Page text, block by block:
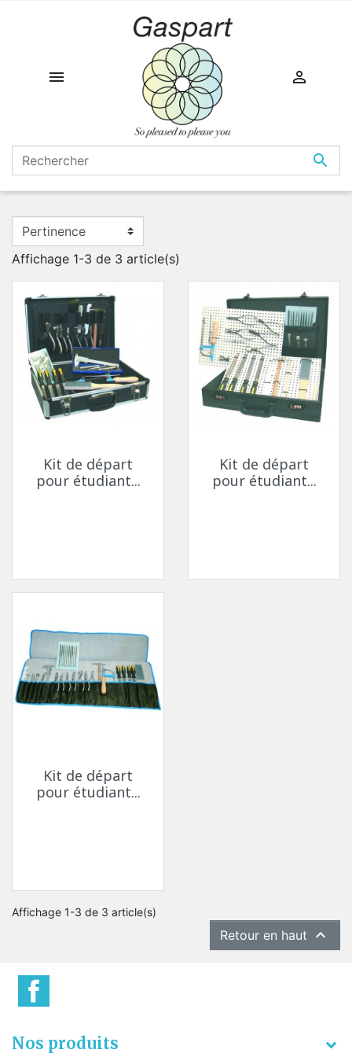



Affichage 1-3 de 3 article(s)
Kit de départ
pour étudiant...
Kit de départ
pour étudiant...
Kit de départ
pour étudiant...
Affichage 1-3 de 3 article(s)
Retour en haut 
Nos produits